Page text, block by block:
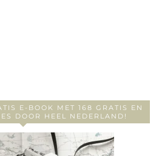
E-BOOK MET 168 GRATIS EN
DOOR HEEL NEDERLAND!